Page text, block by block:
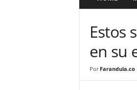
a
a
Estos
en su
Por Farandula.co